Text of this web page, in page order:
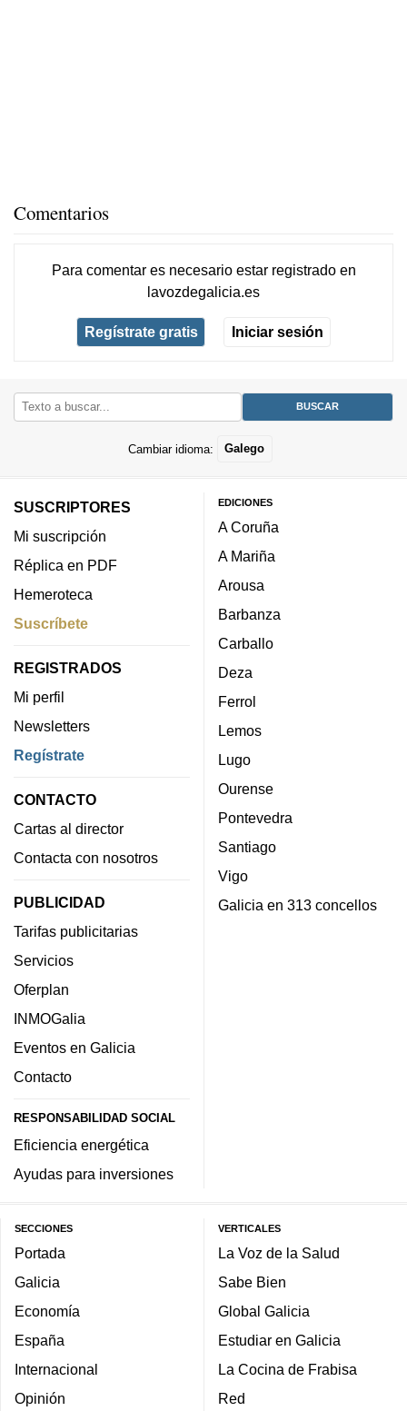
Comentarios
Para comentar es necesario estar registradoen
lavozdegalicia.es
Regístrate gratis Iniciar sesión
Cambiar idioma: Galego
SUSCRIPTORES
Mi suscripción
Réplica en PDF
Hemeroteca
Suscríbete
REGISTRADOS
Mi perfil
Newsletters
Regístrate
CONTACTO
Cartas al director
Contacta con nosotros
PUBLICIDAD
Tarifas publicitarias
Servicios
Oferplan
INMOGalia
Eventos en Galicia
Contacto
RESPONSABILIDAD SOCIAL
Eficiencia energética
Ayudas para inversiones
EDICIONES
A Coruña
A Mariña
Arousa
Barbanza
Carballo
Deza
Ferrol
Lemos
Lugo
Ourense
Pontevedra
Santiago
Vigo
Galicia en 313 concellos
SECCIONES
Portada
Galicia
Economía
España
Internacional
Opinión
VERTICALES
La Voz de la Salud
Sabe Bien
Global Galicia
Estudiar en Galicia
La Cocina de Frabisa
Red